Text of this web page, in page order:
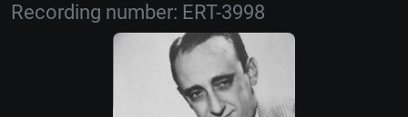
Recording number: ERT-3998